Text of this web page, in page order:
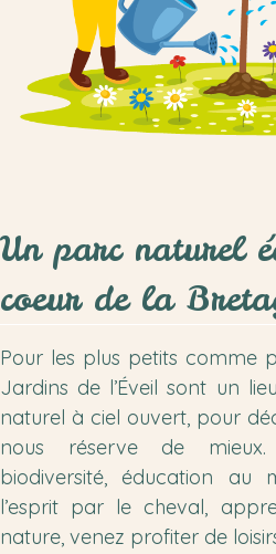
Un parc naturel
coeur de la
Pour les plus petits comme
Jardins de l’Éveil sont un
naturel à ciel ouvert, pour
nous réserve de
biodiversité, éducation au
l’esprit par le cheval,
nature, venez profiter de